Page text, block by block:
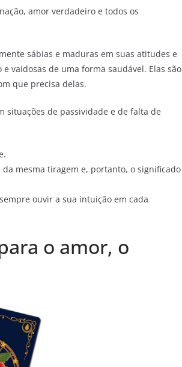
amor verdadeiro e todos os
sábias e maduras em suas atitudes e
vaidosas de uma forma saudável. Elas são
que precisa delas.
situações de passividade e de falta de
mesma tiragem e, portanto, o significado
ouvir a sua intuição em cada
o amor, o